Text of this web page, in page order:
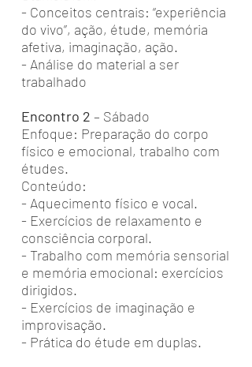
- Conceitos centrais: “experiência
do vivo”, ação, étude, memória
afetiva, imaginação, ação.
- Análise do material a ser
trabalhado
Encontro 2 – Sábado
Enfoque: Preparação do corpo
físico e emocional, trabalho com
études.
Conteúdo:
- Aquecimento físico e vocal.
- Exercícios de relaxamento e
consciência corporal.
- Trabalho com memória sensorial
e memória emocional: exercícios
dirigidos.
- Exercícios de imaginação e
improvisação.
- Prática do étude em duplas.